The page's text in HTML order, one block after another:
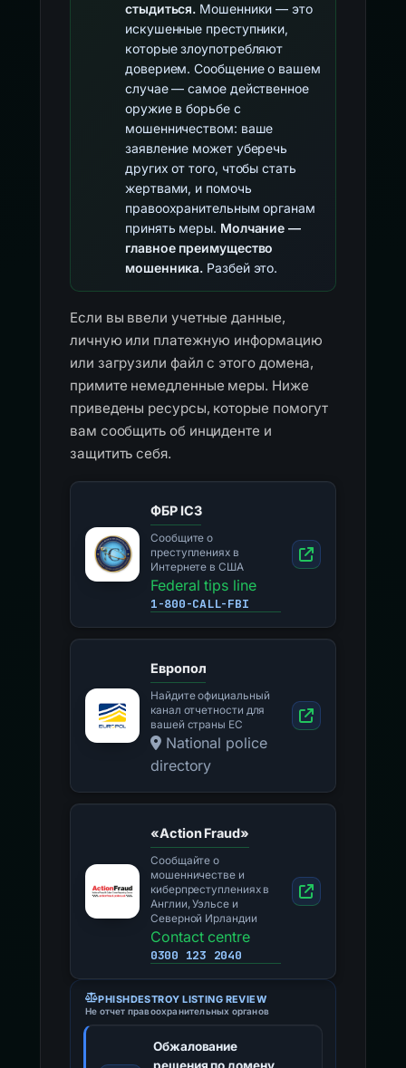
стыдиться. Мошенники — это
искушенные преступники,
которые злоупотребляют
доверием. Сообщение о вашем
случае — самое действенное
оружие в борьбе с
мошенничеством: ваше
заявление может уберечь
других от того, чтобы стать
жертвами, и помочь
правоохранительным органам
принять меры. Молчание —
главное преимущество
мошенника. Разбей это.
Если вы ввели учетные данные,
личную или платежную информацию
или загрузили файл с этого домена,
примите немедленные меры. Ниже
приведены ресурсы, которые помогут
вам сообщить об инциденте и
защитить себя.
ФБР IC3
Сообщите о
преступлениях в
Интернете в США
Federal tips line
1-800-CALL-FBI
Европол
Найдите официальный
канал отчетности для
вашей страны ЕС
National police
directory
«Action Fraud»
Сообщайте о
мошенничестве и
киберпреступлениях в
Англии, Уэльсе и
Северной Ирландии
Contact centre
0300 123 2040
PHISHDESTROY LISTING REVIEW
Не отчет правоохранительных органов
Обжалование